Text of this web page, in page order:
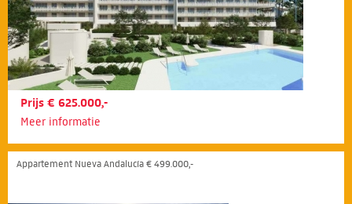
Prijs € 625.000,-
Meer informatie
Appartement Nueva Andalucía € 499.000,-